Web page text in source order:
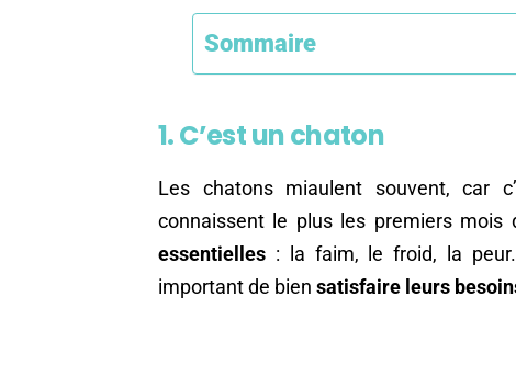
Sommaire
1. C’est un chaton
Les chatons miaulent souvent, car
connaissent le plus les premiers
essentielles : la faim, le froid, la
important de bien satisfaire leurs